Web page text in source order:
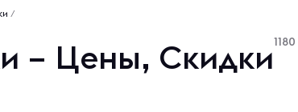
/
– Цены, Скидки